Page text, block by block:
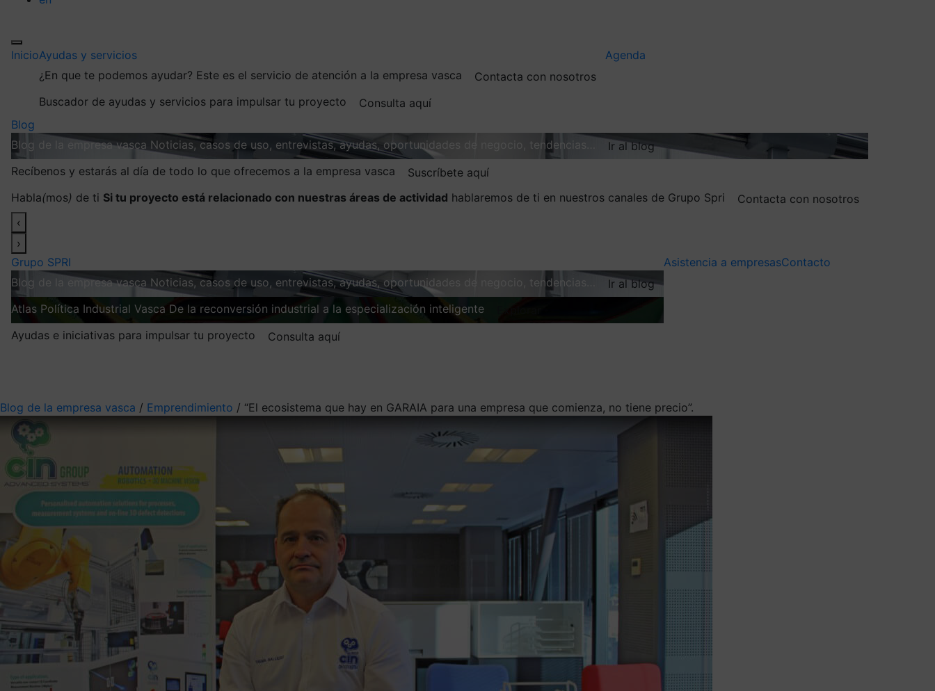
InicioAyudas y servicios
¿En que te podemos ayudar? Este es el servicio de atención a la empresa vasca
Contacta con nosotros
Buscador de ayudas y servicios para impulsar tu proyecto
Consulta aquí
Agenda
Blog
Blog de la empresa vasca Noticias, casos de uso, entrevistas, ayudas, oportunidades de negocio, tendencias…
Ir al blog
Recíbenos y estarás al día de todo lo que ofrecemos a la empresa vasca
Suscríbete aquí
Habla(mos) de ti Si tu proyecto está relacionado con nuestras áreas de actividad hablaremos de ti en nuestros canales de Grupo Spri
Contacta con nosotros
‹
›
Grupo SPRI
Blog de la empresa vasca Noticias, casos de uso, entrevistas, ayudas, oportunidades de negocio, tendencias…
Ir al blog
Atlas Política Industrial Vasca De la reconversión industrial a la especialización inteligente
Ayudas e iniciativas para impulsar tu proyecto
Consulta aquí
Asistencia a empresasContacto
Blog de la empresa vasca / Emprendimiento / “El ecosistema que hay en GARAIA para una empresa que comienza, no tiene precio”.